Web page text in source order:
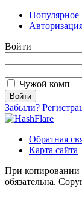
Популярное
Войти
Чужой комп
Забыли?
Обратная
Карта сайта
При копировании
обязательна.